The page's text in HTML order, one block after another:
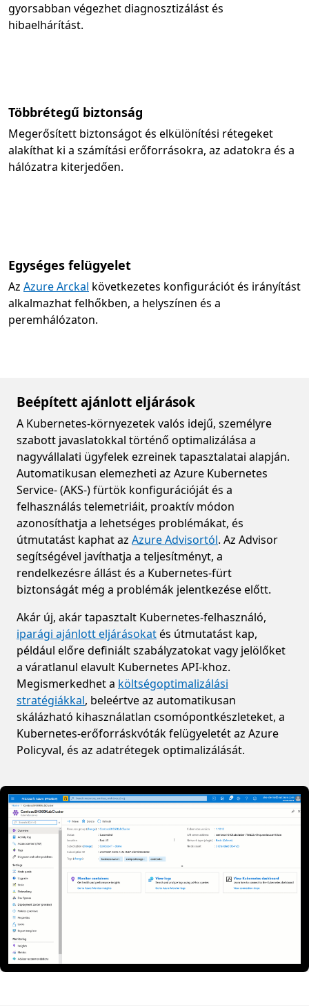
gyorsabban végezhet diagnosztizálást és
hibaelhárítást.
Többrétegű biztonság
Megerősített biztonságot és elkülönítési rétegeket
alakíthat ki a számítási erőforrásokra, az adatokra és a
hálózatra kiterjedően.
Egységes felügyelet
Az Azure Arckal következetes konfigurációt és irányítást
alkalmazhat felhőkben, a helyszínen és a
peremhálózaton.
Beépített ajánlott eljárások
A Kubernetes-környezetek valós idejű, személyre
szabott javaslatokkal történő optimalizálása a
nagyvállalati ügyfelek ezreinek tapasztalatai alapján.
Automatikusan elemezheti az Azure Kubernetes
Service- (AKS-) fürtök konfigurációját és a
felhasználás telemetriáit, proaktív módon
azonosíthatja a lehetséges problémákat, és
útmutatást kaphat az Azure Advisortól. Az Advisor
segítségével javíthatja a teljesítményt, a
rendelkezésre állást és a Kubernetes-fürt
biztonságát még a problémák jelentkezése előtt.
Akár új, akár tapasztalt Kubernetes-felhasználó,
iparági ajánlott eljárásokatés útmutatást kap,
például előre definiált szabályzatokat vagy jelölőket
a váratlanul elavult Kubernetes API-khoz.
Megismerkedhet a költségoptimalizálási
stratégiákkal, beleértve az automatikusan
skálázható kihasználatlan csomópontkészleteket, a
Kubernetes-erőforráskvóták felügyeletét az Azure
Policyval, és az adatrétegek optimalizálását.